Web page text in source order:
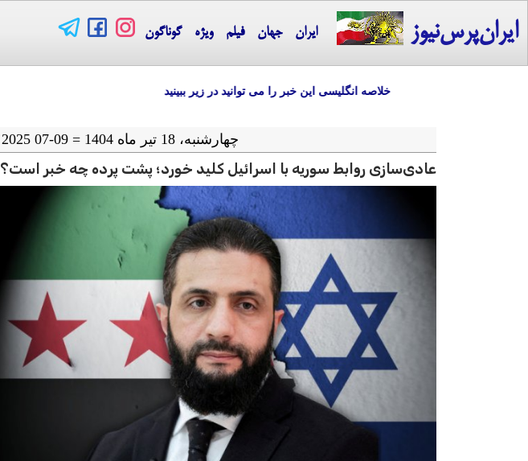
ایران‌پرس‌نیوز ایران جهان فیلم ویژه گوناگون
خلاصه انگلیسی این خبر را می توانید در زیر ببینید
چهارشنبه، 18 تیر ماه 1404 = 09-07 2025
عادی‌سازی روابط سوریه با اسرائیل کلید خورد؛ پشت پرده چه خبر است؟